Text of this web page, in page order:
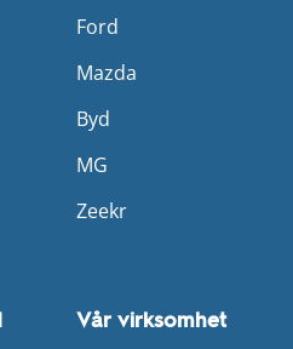
Ford
Mazda
Byd
MG
Zeekr
Vår virksomhet